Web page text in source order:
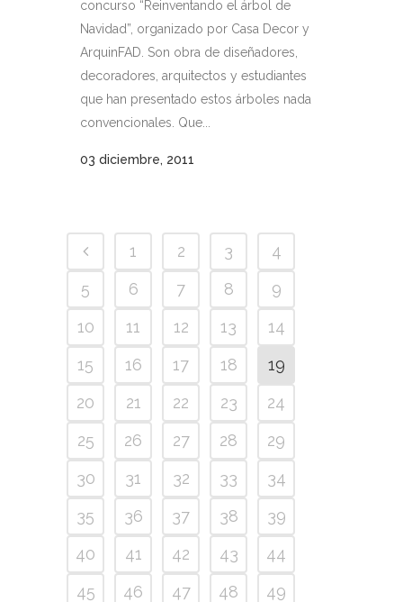
concurso “Reinventando el árbol de
Navidad”, organizado por Casa Decor y
ArquinFAD. Son obra de diseñadores,
decoradores, arquitectos y estudiantes
que han presentado estos árboles nada
convencionales. Que...
03 diciembre, 2011
1 2 3
4
5
6 7 8
9
10
11 12 13
14
15
16 17 18
19
20
21 22 23
24
25
26 27 28
29
30
31 32 33
34
35
36 37 38
39
40
41 42 43
44
45
46 47 48
49